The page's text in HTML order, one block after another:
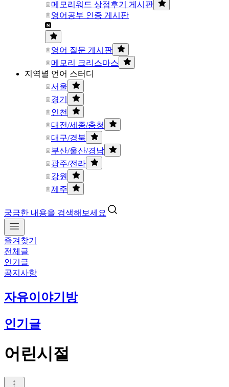
메모리워드 상점후기 게시판
영어공부 인증 게시판
영어 질문 게시판
메모리 크리스마스
지역별 언어 스터디
서울
경기
인천
대전/세종/충청
대구/경북
부산/울산/경남
광주/전라
강원
제주
궁금한 내용을 검색해보세요
즐겨찾기
전체글
인기글
공지사항
자유이야기방
인기글
어린시절